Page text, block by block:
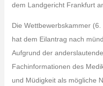
dem Landgericht Frankfurt
Die Wettbewerbskammer
hat dem Eilantrag nach
Aufgrund der
Fachinformationen des
und Müdigkeit als mögliche